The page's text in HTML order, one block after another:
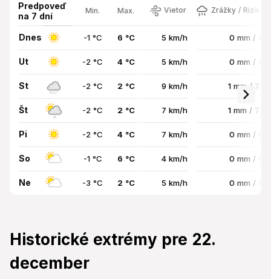
Predpoveď
na 7 dní
Min. Max. Vietor Zrážky / Riziko
Dnes -1 °C 6 °C 5 km/h 0 mm / 0%
Ut -2 °C 4 °C 5 km/h 0 mm / 0%
St -2 °C 2 °C 9 km/h 1 mm /
Št -2 °C 2 °C 7 km/h 1 mm /
Pi -2 °C 4 °C 7 km/h 0 mm / 0%
So -1 °C 6 °C 4 km/h 0 mm / 0%
Ne -3 °C 2 °C 5 km/h 0 mm / 0%
Historické extrémy pre 22.
december